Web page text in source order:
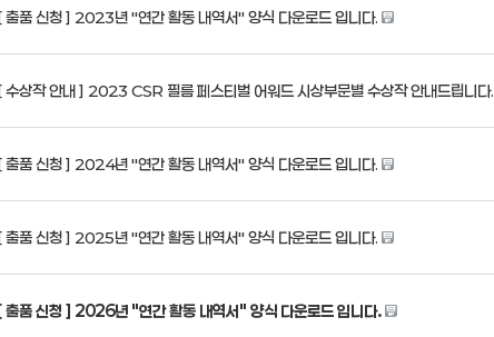
출품 신청 ] 2023년 "연간 활동 내역서" 양식 다운로드 입니다.
수상작 안내 ] 2023 CSR 필름 페스티벌 어워드 시상부문별 수상작 안내드립니다.
출품 신청 ] 2024년 "연간 활동 내역서" 양식 다운로드 입니다.
출품 신청 ] 2025년 "연간 활동 내역서" 양식 다운로드 입니다.
[ 출품 신청 ] 2026년 "연간 활동 내역서" 양식 다운로드 입니다.